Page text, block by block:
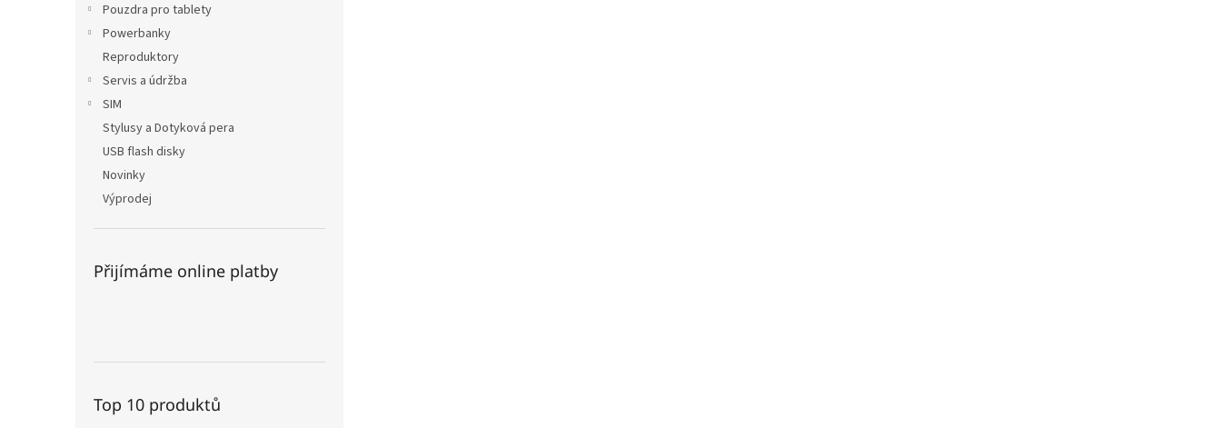
Pouzdra pro tablety
Powerbanky
Reproduktory
Servis a údržba
SIM
Stylusy a Dotyková pera
USB flash disky
Novinky
Výprodej
Přijímáme online platby
Top 10 produktů